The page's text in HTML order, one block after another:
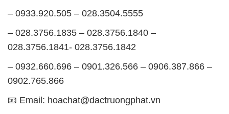
– 0933.920.505 – 028.3504.5555
– 028.3756.1835 – 028.3756.1840 –
028.3756.1841- 028.3756.1842
– 0932.660.696 – 0901.326.566 – 0906.387.866 –
0902.765.866
📧 Email: hoachat@dactruongphat.vn